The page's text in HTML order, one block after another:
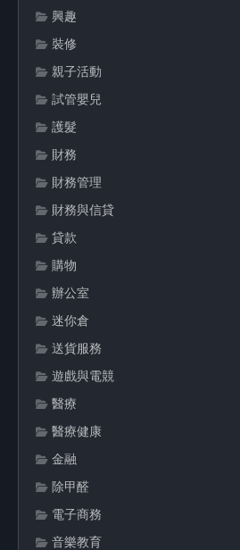
興趣
裝修
親子活動
試管嬰兒
護髮
財務
財務管理
財務與信貸
貸款
購物
辦公室
迷你倉
送貨服務
遊戲與電競
醫療
醫療健康
金融
除甲醛
電子商務
音樂教育